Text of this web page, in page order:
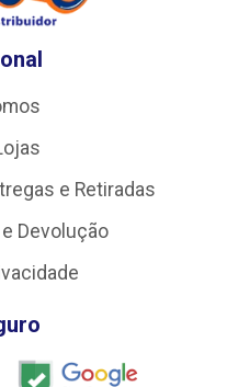
e Retiradas
Devolução